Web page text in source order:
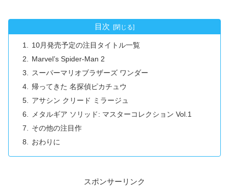
目次
10月発売予定の注目タイトル一覧
Marvel’s Spider-Man 2
スーパーマリオブラザーズ ワンダー
帰ってきた 名探偵ピカチュウ
アサシン クリード ミラージュ
メタルギア ソリッド: マスターコレクション Vol.1
その他の注目作
おわりに
スポンサーリンク